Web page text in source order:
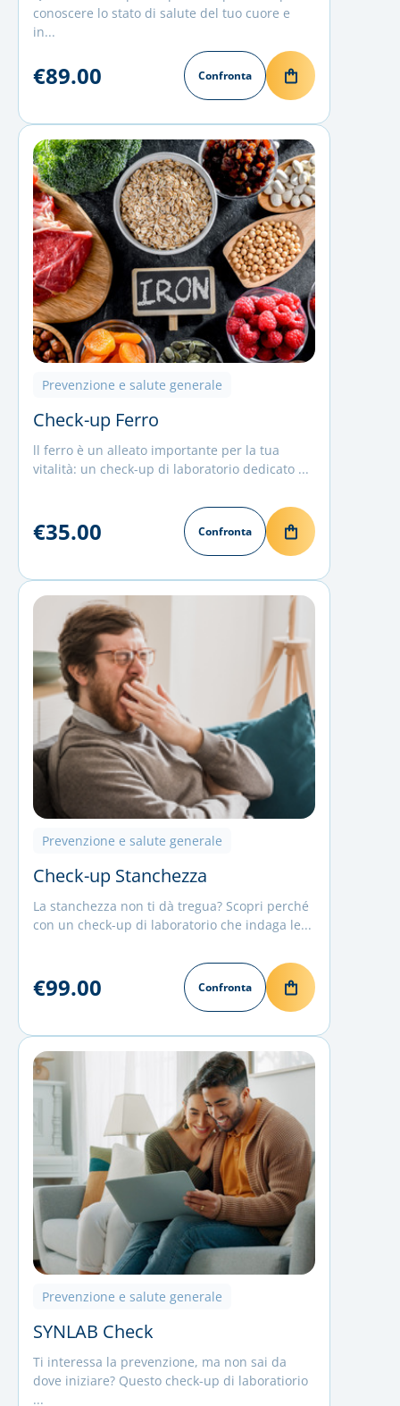
conoscere lo stato di salute del tuo cuore e
in...
€89.00 Confronta
Prevenzione e salute generale
Check-up Ferro
ll ferro è un alleato importante per la tua
vitalità: un check-up di laboratorio dedicato ...
€35.00 Confronta
Prevenzione e salute generale
Check-up Stanchezza
La stanchezza non ti dà tregua? Scopri perché
con un check-up di laboratorio che indaga le...
€99.00 Confronta
Prevenzione e salute generale
SYNLAB Check
Ti interessa la prevenzione, ma non sai da
dove iniziare? Questo check-up di laboratiorio
...